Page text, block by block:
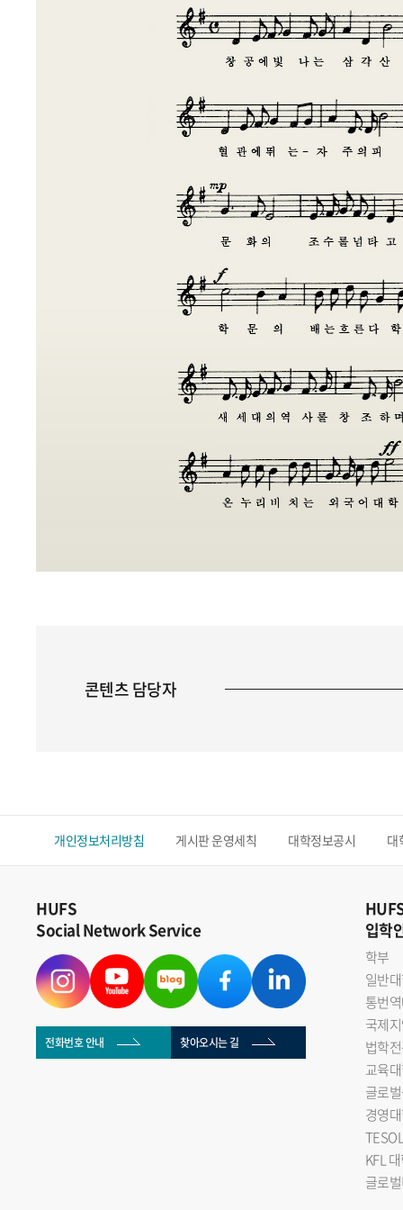
콘텐츠 담당자
개인정보처리방침 게시판 운영세칙 대학정보공시 대
HUFS
Social Network Service
전화번호 안내 찾아오시는 길
입학
학부
일반
통번
국제
법학
교육
글로
경영
KFL
글로